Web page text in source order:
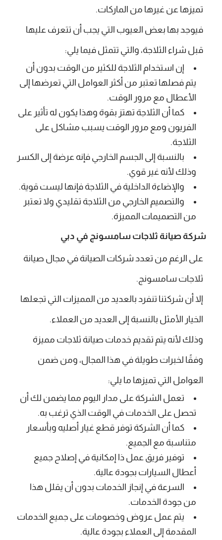
تميزها عن غيرها من الماركات.
فيوجد بها بعض العيوب التي يجب أن تتعرف عليها
قبل شراء الثلاجة، والتي تتمثل فيما يلي:
إن استخدام الثلاجة للكثير من الوقت بدون أن
يتم فصلها تعتبر من أكثر العوامل التي تعرضها إلى
الأعطال مع مرور الوقت.
كما أن الثلاجة تهتز بقوة وهذا يكون له تأثير على
الفريون ومع مرور الوقت يسبب مشاكل على
الثلاجة.
بالنسبة إلى الجسم الخارجي فإنه عرضة إلى الكسر
وذلك لأنه غير قوي.
والإضاءة الداخلية في الثلاجة فإنها ليست قوية.
والتصميم الخارجي من الثلاجة تقليدي ولا تعتبر
من التصميمات المميزة.
شركة صيانة ثلاجات سامسونج في دبي
على الرغم من تعدد شركات الصيانة في مجال صيانة
ثلاجات سامسونج.
إلا أن شركتنا تنفرد بالعديد من المميزات التي تجعلها
الخيار الأمثل بالنسبة إلى العديد من العملاء.
وذلك لأنه يتم تقديم خدمات صيانة ثلاجات مميزة
وفقًا لخبرات طويلة في هذا المجال، ومن ضمن
العوامل التي تميزها ما يلي:
تعمل الشركة على مدار اليوم مما يضمن لك أن
تحصل على الخدمات في الوقت الذي ترغب به.
كما أن الشركة توفر قطع غيار أصليه وبأسعار
متناسبة مع الجميع.
توفير فريق عمل ذا إمكانية في إصلاح جميع
أعطال السيارات بجودة عالية.
السرعة في إنجاز الخدمات بدون أن يقلل هذا
من جودة الخدمات.
يتم عمل عروض وخصومات على جميع الخدمات
المقدمة إلى العملاء بجودة عالية.